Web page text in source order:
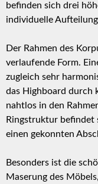
befinden sich drei
individuelle
Der Rahmen des
verlaufende Form.
zugleich sehr
das Highboard durch
nahtlos in den
Ringstruktur befindet
einen gekonnten
Besonders ist die
Maserung des